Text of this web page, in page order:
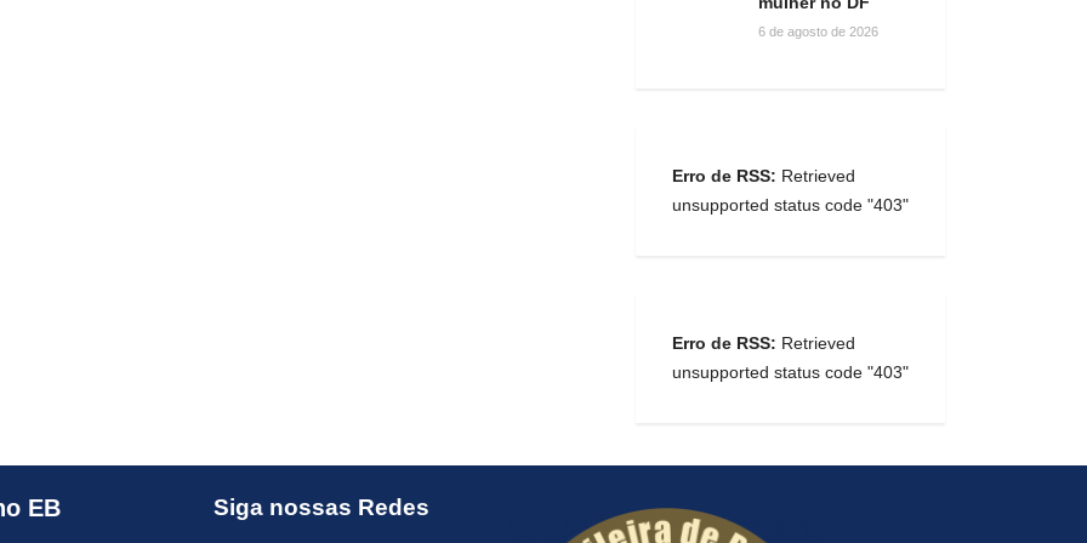
6 de agosto de 2026
Erro de RSS: Retrieved
unsupported status code "403"
Erro de RSS: Retrieved
unsupported status code "403"
EB Siga nossas Redes